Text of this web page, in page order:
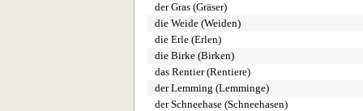
der Gras (Gräser)
die Weide (Weiden)
die Erle (Erlen)
die Birke (Birken)
das Rentier (Rentiere)
der Lemming (Lemminge)
der Schneehase (Schneehasen)